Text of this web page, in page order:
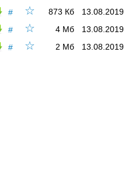
☆
# 13.08.2019
873 Кб
☆
# 13.08.2019
4 Мб
☆
# 13.08.2019
2 Мб